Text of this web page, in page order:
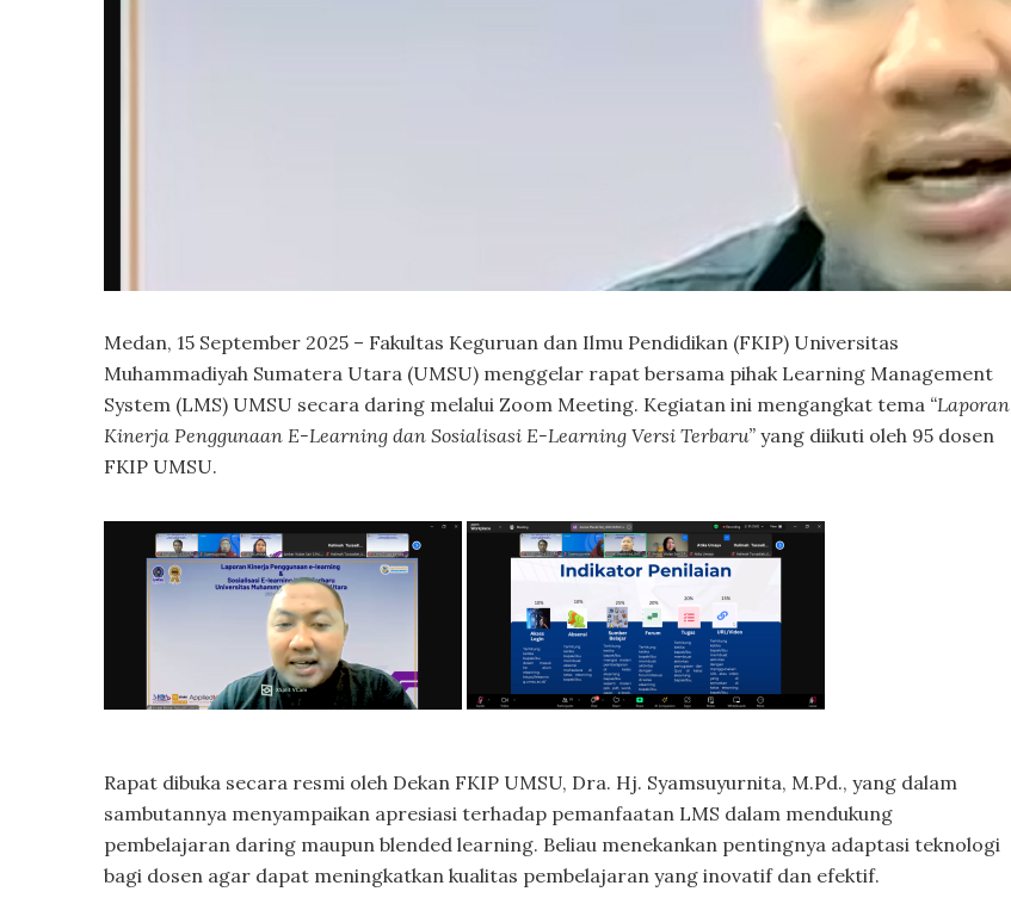
Medan, 15 September 2025 – Fakultas Keguruan dan Ilmu Pendidikan (FKIP) Universitas
Muhammadiyah Sumatera Utara (UMSU) menggelar rapat bersama pihak Learning Management
System (LMS) UMSU secara daring melalui Zoom Meeting. Kegiatan ini mengangkat tema “Laporan
Kinerja Penggunaan E-Learning dan Sosialisasi E-Learning Versi Terbaru” yang diikuti oleh 95 dosen
FKIP UMSU.
Rapat dibuka secara resmi oleh Dekan FKIP UMSU, Dra. Hj. Syamsuyurnita, M.Pd., yang dalam
sambutannya menyampaikan apresiasi terhadap pemanfaatan LMS dalam mendukung
pembelajaran daring maupun blended learning. Beliau menekankan pentingnya adaptasi teknologi
bagi dosen agar dapat meningkatkan kualitas pembelajaran yang inovatif dan efektif.